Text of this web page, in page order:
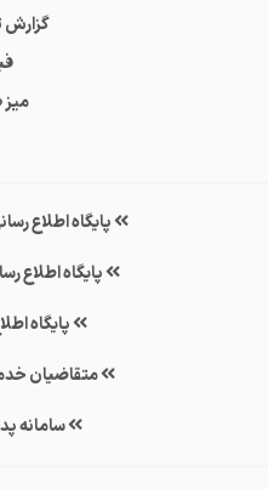
پایگاه اطلاع
پایگاه اطلاع
پایگاه
متقاضیان
سامانه